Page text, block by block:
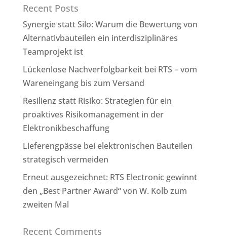
Recent Posts
Synergie statt Silo: Warum die Bewertung von
Alternativbauteilen ein interdisziplinäres
Teamprojekt ist
Lückenlose Nachverfolgbarkeit bei RTS – vom
Wareneingang bis zum Versand
Resilienz statt Risiko: Strategien für ein
proaktives Risikomanagement in der
Elektronikbeschaffung
Lieferengpässe bei elektronischen Bauteilen
strategisch vermeiden
Erneut ausgezeichnet: RTS Electronic gewinnt
den „Best Partner Award“ von W. Kolb zum
zweiten Mal
Recent Comments